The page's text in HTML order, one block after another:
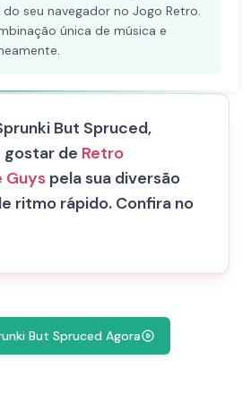
seu navegador no Jogo Retro.
única de música e
But Spruced,
de Retro
Guys pela sua diversão
ritmo rápido. Confira no
But Spruced Agora